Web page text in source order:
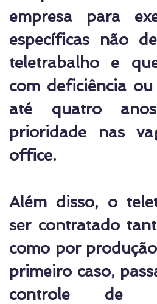
empresa para
específicas não
teletrabalho e
com deficiência
até quatro
prioridade nas
office.
Além disso, o
ser contratado
como por
primeiro caso,
controle de